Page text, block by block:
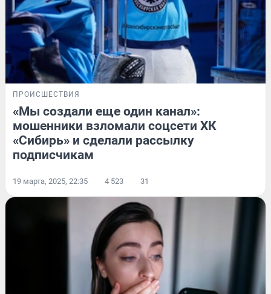
ПРОИСШЕСТВИЯ
«Мы создали еще один канал»:
мошенники взломали соцсети ХК
«Сибирь» и сделали рассылку
подписчикам
19 марта, 2025, 22:35 4 523 31